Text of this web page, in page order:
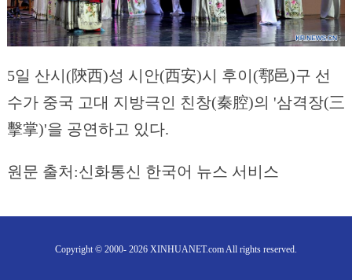
5일 산시(陝西)성 시안(西安)시 후이(鄠邑)구 선
수가 중국 고대 지방극인 친창(秦腔)의 '삼격장(三
擊掌)'을 공연하고 있다.
원문 출처:신화통신 한국어 뉴스 서비스
Copyright © 2000- 2026 XINHUANET.com All rights reserved.